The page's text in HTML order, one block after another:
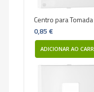
Centro para
0,85 €
ADICIONAR AO